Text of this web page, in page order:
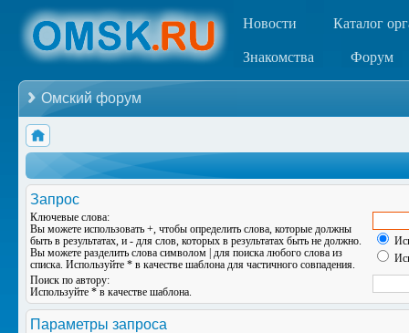
Новости Каталог
Знакомства Форум
Омский форум
Запрос
Ключевые слова:
Вы можете использовать +, чтобы определить слова, которые должны
быть в результатах, и - для слов, которых в результатах быть не должно.
Вы можете разделить слова символом для поиска любого слова из
списка. Используйте * в качестве шаблона для частичного совпадения.
Поиск по автору:
Используйте * в качестве шаблона.
Параметры запроса